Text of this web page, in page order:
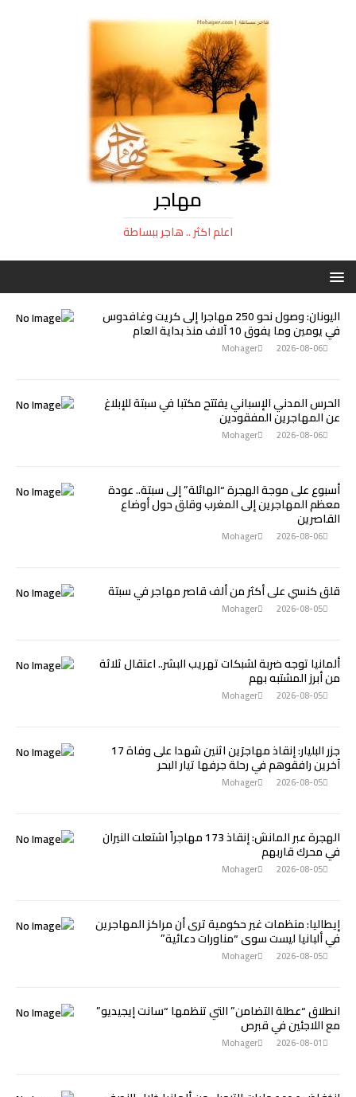
مهاجر
اعلم اكثر .. هاجر ببساطة
اليونان: وصول نحو 250 مهاجرا إلى كريت وغافدوس
في يومين وما يفوق 10 آلاف منذ بداية العام
2026-08-06
Mohager
الحرس المدني الإسباني يفتتح مكتبا في سبتة للإبلاغ
عن المهاجرين المفقودين
2026-08-06
Mohager
أسبوع على موجة الهجرة “الهائلة” إلى سبتة.. عودة
معظم المهاجرين إلى المغرب وقلق حول أوضاع
القاصرين
2026-08-06
Mohager
قلق كنسي على أكثر من ألف قاصر مهاجر في سبتة
2026-08-05
Mohager
ألمانيا توجه ضربة لشبكات تهريب البشر.. اعتقال ثلاثة
من أبرز المشتبه بهم
2026-08-05
Mohager
جزر البليار: إنقاذ مهاجرَين اثنين شهدا على وفاة 17
آخرين رافقوهم في رحلة جرفها تيار البحر
2026-08-05
Mohager
الهجرة عبر المانش: إنقاذ 173 مهاجراً اشتعلت النيران
في محرك قاربهم
2026-08-05
Mohager
إيطاليا: منظمات غير حكومية ترى أن مراكز المهاجرين
في ألبانيا ليست سوى “مناورات دعائية”
2026-08-05
Mohager
انطلاق “عطلة التضامن” التي تنظمها “سانت إيجيديو”
مع اللاجئين في قبرص
2026-08-01
Mohager